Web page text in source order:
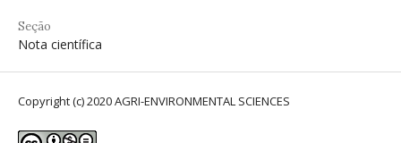
Seção
Nota científica
Copyright (c) 2020 AGRI-ENVIRONMENTAL SCIENCES